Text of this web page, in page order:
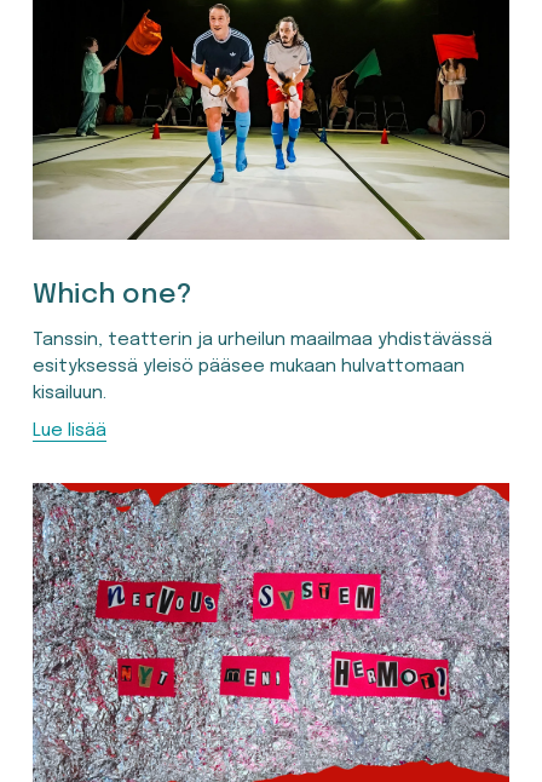
Which one?
Tanssin, teatterin ja urheilun maailmaa yhdistävässä
esityksessä yleisö pääsee mukaan hulvattomaan
kisailuun.
Lue lisää